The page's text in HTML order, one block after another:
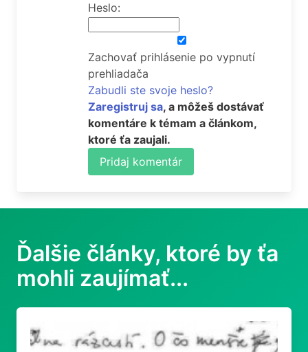
Heslo:
Zachovať prihlásenie po vypnutí
prehliadača
Zabudli ste svoje heslo?
Zaregistruj sa, a môžeš dostávať
komentáre k témam a článkom,
ktoré ťa zaujali.
Pridaj komentár
Ďalšie články, ktoré by ťa
mohli zaujímať...